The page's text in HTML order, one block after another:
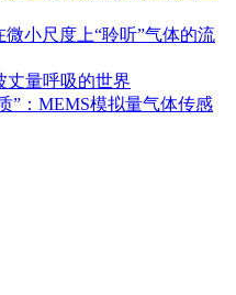
小尺度上“聆听”气体的流
丈量呼吸的世界
”：MEMS模拟量气体传感